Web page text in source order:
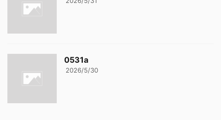
0531a
2026/5/30